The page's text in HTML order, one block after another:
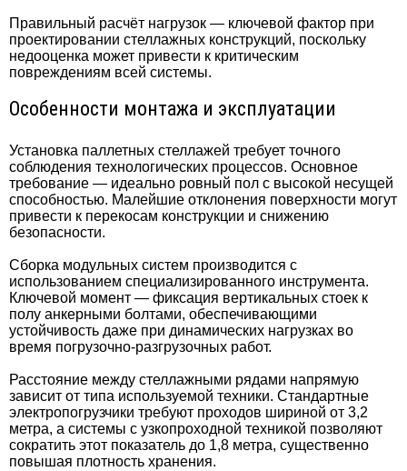
Правильный расчёт нагрузок — ключевой фактор при
проектировании стеллажных конструкций, поскольку
недооценка может привести к критическим
повреждениям всей системы.
Особенности монтажа и эксплуатации
Установка паллетных стеллажей требует точного
соблюдения технологических процессов. Основное
требование — идеально ровный пол с высокой несущей
способностью. Малейшие отклонения поверхности могут
привести к перекосам конструкции и снижению
безопасности.
Сборка модульных систем производится с
использованием специализированного инструмента.
Ключевой момент — фиксация вертикальных стоек к
полу анкерными болтами, обеспечивающими
устойчивость даже при динамических нагрузках во
время погрузочно-разгрузочных работ.
Расстояние между стеллажными рядами напрямую
зависит от типа используемой техники. Стандартные
электропогрузчики требуют проходов шириной от 3,2
метра, а системы с узкопроходной техникой позволяют
сократить этот показатель до 1,8 метра, существенно
повышая плотность хранения.